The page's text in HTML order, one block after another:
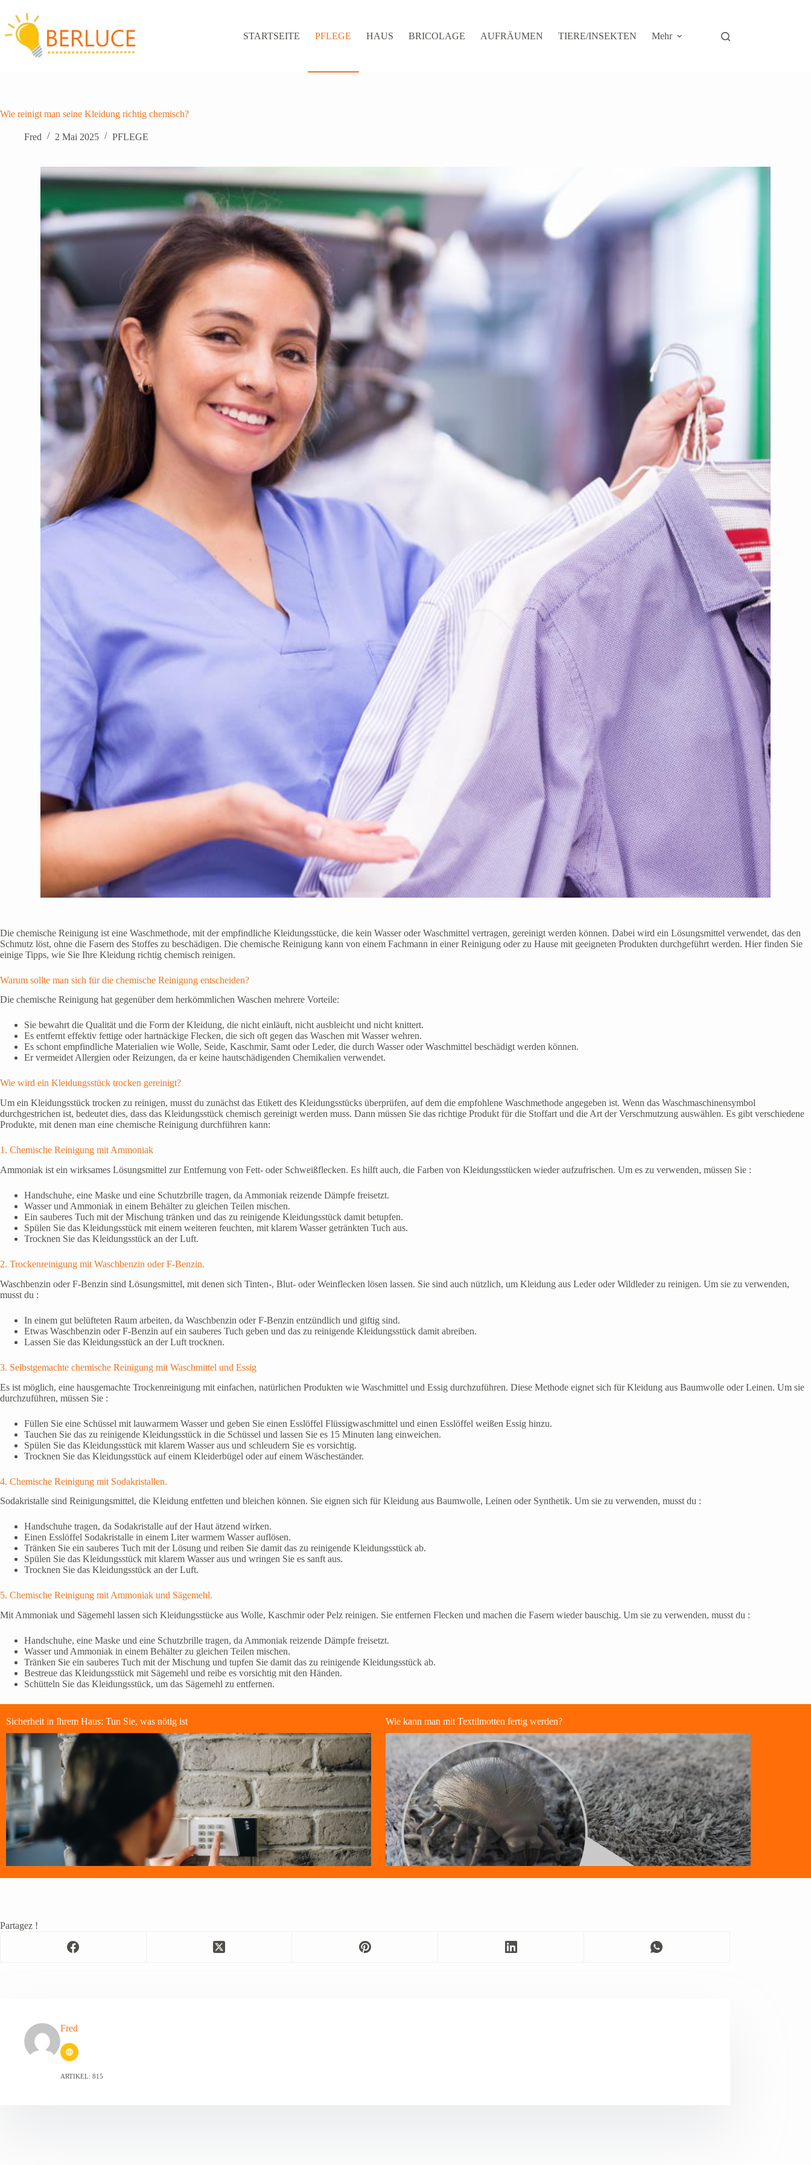
Inhalt
springen
STARTSEITE
PFLEGE HAUS BRICOLAGE AUFRÄUMEN TIERE/INSEKTEN Mehr
Wie reinigt man seine Kleidung richtig chemisch?
Fred 2 Mai 2025 PFLEGE
Die chemische Reinigung ist eine Waschmethode, mit der empfindliche Kleidungsstücke, die kein Wasser oder Waschmittel vertragen, gereinigt werden können. Dabei wird ein Lösungsmittel verwendet, das den
Schmutz löst, ohne die Fasern des Stoffes zu beschädigen. Die chemische Reinigung kann von einem Fachmann in einer Reinigung oder zu Hause mit geeigneten Produkten durchgeführt werden. Hier finden Sie
einige Tipps, wie Sie Ihre Kleidung richtig chemisch reinigen.
Warum sollte man sich für die chemische Reinigung entscheiden?
Die chemische Reinigung hat gegenüber dem herkömmlichen Waschen mehrere Vorteile:
Sie bewahrt die Qualität und die Form der Kleidung, die nicht einläuft, nicht ausbleicht und nicht knittert.
Es entfernt effektiv fettige oder hartnäckige Flecken, die sich oft gegen das Waschen mit Wasser wehren.
Es schont empfindliche Materialien wie Wolle, Seide, Kaschmir, Samt oder Leder, die durch Wasser oder Waschmittel beschädigt werden können.
Er vermeidet Allergien oder Reizungen, da er keine hautschädigenden Chemikalien verwendet.
Wie wird ein Kleidungsstück trocken gereinigt?
Um ein Kleidungsstück trocken zu reinigen, musst du zunächst das Etikett des Kleidungsstücks überprüfen, auf dem die empfohlene Waschmethode angegeben ist. Wenn das Waschmaschinensymbol
durchgestrichen ist, bedeutet dies, dass das Kleidungsstück chemisch gereinigt werden muss. Dann müssen Sie das richtige Produkt für die Stoffart und die Art der Verschmutzung auswählen. Es gibt verschiedene
Produkte, mit denen man eine chemische Reinigung durchführen kann:
1. Chemische Reinigung mit Ammoniak
Ammoniak ist ein wirksames Lösungsmittel zur Entfernung von Fett- oder Schweißflecken. Es hilft auch, die Farben von Kleidungsstücken wieder aufzufrischen. Um es zu verwenden, müssen Sie :
Handschuhe, eine Maske und eine Schutzbrille tragen, da Ammoniak reizende Dämpfe freisetzt.
Wasser und Ammoniak in einem Behälter zu gleichen Teilen mischen.
Ein sauberes Tuch mit der Mischung tränken und das zu reinigende Kleidungsstück damit betupfen.
Spülen Sie das Kleidungsstück mit einem weiteren feuchten, mit klarem Wasser getränkten Tuch aus.
Trocknen Sie das Kleidungsstück an der Luft.
2. Trockenreinigung mit Waschbenzin oder F-Benzin.
Waschbenzin oder F-Benzin sind Lösungsmittel, mit denen sich Tinten-, Blut- oder Weinflecken lösen lassen. Sie sind auch nützlich, um Kleidung aus Leder oder Wildleder zu reinigen. Um sie zu verwenden,
musst du :
In einem gut belüfteten Raum arbeiten, da Waschbenzin oder F-Benzin entzündlich und giftig sind.
Etwas Waschbenzin oder F-Benzin auf ein sauberes Tuch geben und das zu reinigende Kleidungsstück damit abreiben.
Lassen Sie das Kleidungsstück an der Luft trocknen.
3. Selbstgemachte chemische Reinigung mit Waschmittel und Essig
Es ist möglich, eine hausgemachte Trockenreinigung mit einfachen, natürlichen Produkten wie Waschmittel und Essig durchzuführen. Diese Methode eignet sich für Kleidung aus Baumwolle oder Leinen. Um sie
durchzuführen, müssen Sie :
Füllen Sie eine Schüssel mit lauwarmem Wasser und geben Sie einen Esslöffel Flüssigwaschmittel und einen Esslöffel weißen Essig hinzu.
Tauchen Sie das zu reinigende Kleidungsstück in die Schüssel und lassen Sie es 15 Minuten lang einweichen.
Spülen Sie das Kleidungsstück mit klarem Wasser aus und schleudern Sie es vorsichtig.
Trocknen Sie das Kleidungsstück auf einem Kleiderbügel oder auf einem Wäscheständer.
4. Chemische Reinigung mit Sodakristallen.
Sodakristalle sind Reinigungsmittel, die Kleidung entfetten und bleichen können. Sie eignen sich für Kleidung aus Baumwolle, Leinen oder Synthetik. Um sie zu verwenden, musst du :
Handschuhe tragen, da Sodakristalle auf der Haut ätzend wirken.
Einen Esslöffel Sodakristalle in einem Liter warmem Wasser auflösen.
Tränken Sie ein sauberes Tuch mit der Lösung und reiben Sie damit das zu reinigende Kleidungsstück ab.
Spülen Sie das Kleidungsstück mit klarem Wasser aus und wringen Sie es sanft aus.
Trocknen Sie das Kleidungsstück an der Luft.
5. Chemische Reinigung mit Ammoniak und Sägemehl.
Mit Ammoniak und Sägemehl lassen sich Kleidungsstücke aus Wolle, Kaschmir oder Pelz reinigen. Sie entfernen Flecken und machen die Fasern wieder bauschig. Um sie zu verwenden, musst du :
Handschuhe, eine Maske und eine Schutzbrille tragen, da Ammoniak reizende Dämpfe freisetzt.
Wasser und Ammoniak in einem Behälter zu gleichen Teilen mischen.
Tränken Sie ein sauberes Tuch mit der Mischung und tupfen Sie damit das zu reinigende Kleidungsstück ab.
Bestreue das Kleidungsstück mit Sägemehl und reibe es vorsichtig mit den Händen.
Schütteln Sie das Kleidungsstück, um das Sägemehl zu entfernen.
Sicherheit in Ihrem Haus: Tun Sie, was nötig ist Wie kann man mit Textilmotten fertig werden?
Partagez !
Fred
ARTIKEL: 815